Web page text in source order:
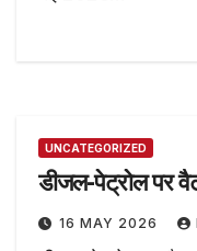
UNCATEGORIZED
डीजल-पेट्रोल पर
16 MAY 2026